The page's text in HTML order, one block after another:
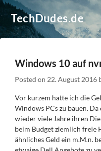
Skip
to
content
TechDudes.de
Windows 10 auf
Posted on 22. August 2016
Vor kurzem hatte ich die
Windows PCs zu bauen.
wieder viele Jahre ihren
beim Budget ziemlich freie
ähnliches Geld ein m.M.n.